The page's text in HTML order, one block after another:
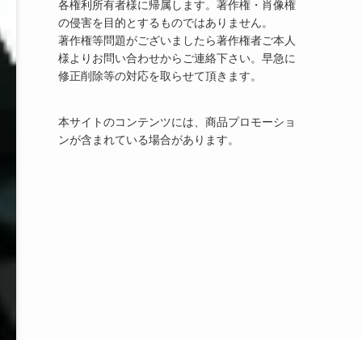
各権利所有者様に帰属します。著作権・肖像権
の侵害を目的とするものではありません。
著作権等問題がございましたら著作権者ご本人
様よりお問い合わせからご連絡下さい。早急に
修正削除等の対応を取らせて頂きます。
本サイトのコンテンツには、商品プロモーショ
ンが含まれている場合があります。